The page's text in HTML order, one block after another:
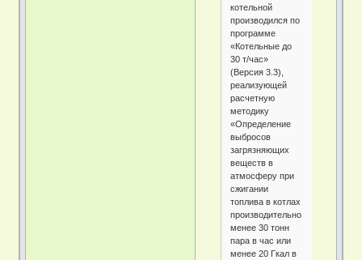
котельной
производился по
программе
«Котельные до
30 т/час»
(Версия 3.3),
реализующей
расчетную
методику
«Определение
выбросов
загрязняющих
веществ в
атмосферу при
сжигании
топлива в котлах
производительностью
менее 30 тонн
пара в час или
менее 20 Гкал в